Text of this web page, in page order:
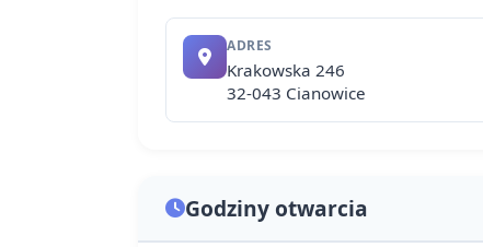
ADRES
Krakowska 246
32-043 Cianowice
Godziny otwarcia